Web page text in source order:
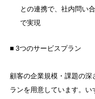
との連携で、社内問い
で実現
■ 3つのサービスプラン
顧客の企業規模・課題の
ランを用意しています。